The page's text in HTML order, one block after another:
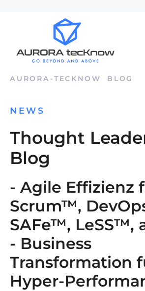
AURORA-TECKNOW BLOG
NEWS
Thought
Blog
- Agile Effizienz
Scrum™,
SAFe™, LeSS™,
- Business
Transformation
Hyper-